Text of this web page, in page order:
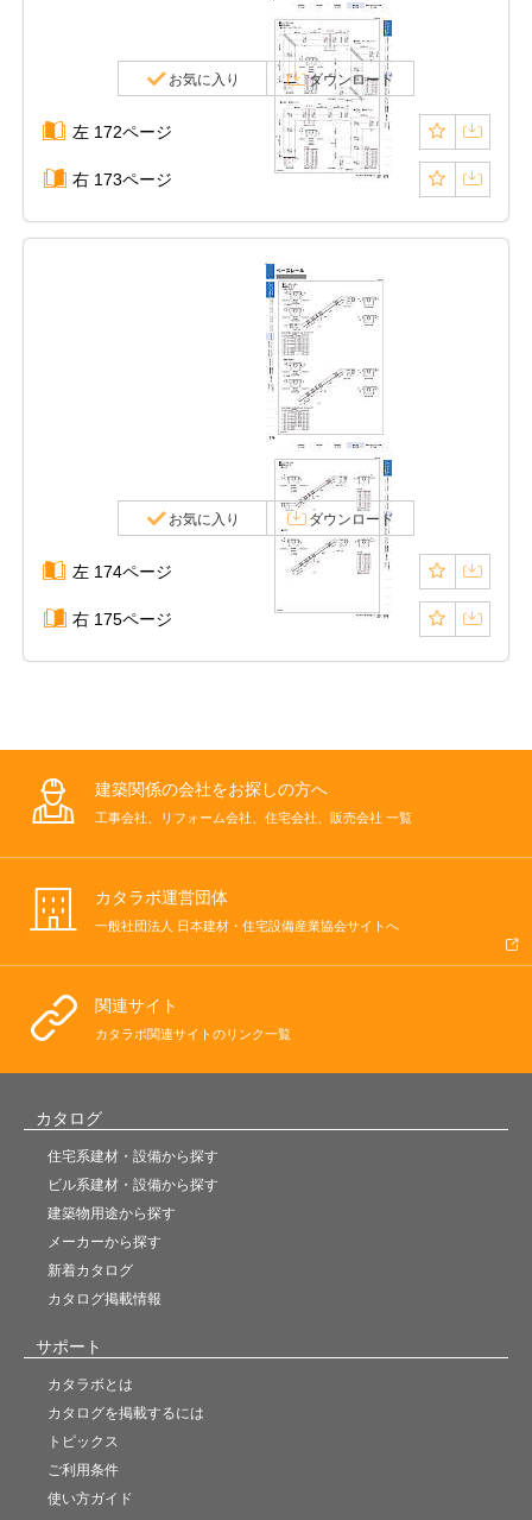
お気に入り ダウンロード
左 172ページ
右 173ページ
お気に入り ダウンロード
左 174ページ
右 175ページ
建築関係の会社をお探しの方へ
工事会社、リフォーム会社、住宅会社、販売会社 一覧
カタラボ運営団体
一般社団法人 日本建材・住宅設備産業協会サイトへ
関連サイト
カタラボ関連サイトのリンク一覧
カタログ
住宅系建材・設備から探す
ビル系建材・設備から探す
建築物用途から探す
メーカーから探す
新着カタログ
カタログ掲載情報
サポート
カタラボとは
カタログを掲載するには
トピックス
ご利用条件
使い方ガイド